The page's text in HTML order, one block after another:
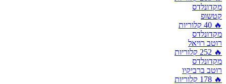
מקדונלדס
קטשופ
🔥
40 קלוריות
מקדונלדס
רוטב רויאל
🔥
252 קלוריות
מקדונלדס
רוטב ברביקיו
🔥
178 קלוריות